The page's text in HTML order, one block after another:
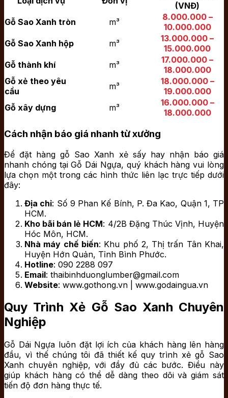
(VNĐ)
Gỗ Sao Xanh tròn
m³
8.000.000 –
10.000.000
Gỗ Sao Xanh hộp
m³
13.000.000 –
15.000.000
Gỗ thành khí
m³
17.000.000 –
18.000.000
Gỗ xẻ theo yêu
cầu
m³
18.000.000 –
19.000.000
Gỗ xây dựng
m³
16.000.000 –
18.000.000
Cách nhận báo giá nhanh từ xưởng
Để đặt hàng gỗ Sao Xanh xẻ sấy hay nhận báo giá
nhanh chóng tại Gỗ Dái Ngựa, quý khách hàng vui lòng
lựa chọn một trong các hình thức liên lạc trực tiếp dưới
đây:
Địa chỉ: Số 9 Phan Kế Bính, P. Đa Kao, Quận 1, TP
HCM.
Kho bãi bán lẻ HCM: 4/2B Đặng Thúc Vịnh, Huyện
Hóc Môn, HCM.
Nhà máy chế biến: Khu phố 2, Thị trấn Tân Khai,
Huyện Hớn Quản, Tỉnh Bình Phước.
Hotline: 090 2288 097
Email: thaibinhduonglumber@gmail.com
Website: www.gothong.vn | www.godaingua.vn
Quy Trình Xẻ Gỗ Sao Xanh Chuyên
Nghiệp
Gỗ Dái Ngựa luôn đặt lợi ích của khách hàng lên hàng
đầu, vì thế chúng tôi đã thiết kế quy trình xẻ gỗ Sao
Xanh chuyên nghiệp, với đầy đủ các bước. Điều này
giúp khách hàng có thể dễ dàng theo dõi và giám sát
tiến độ đơn hàng thực tế.